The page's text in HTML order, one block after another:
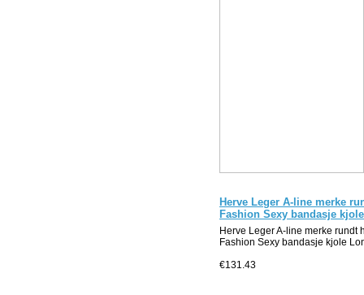
Herve Leger A-line merke
Fashion Sexy bandasje kjole
Herve Leger A-line merke rundt
Fashion Sexy bandasje kjole
€131.43